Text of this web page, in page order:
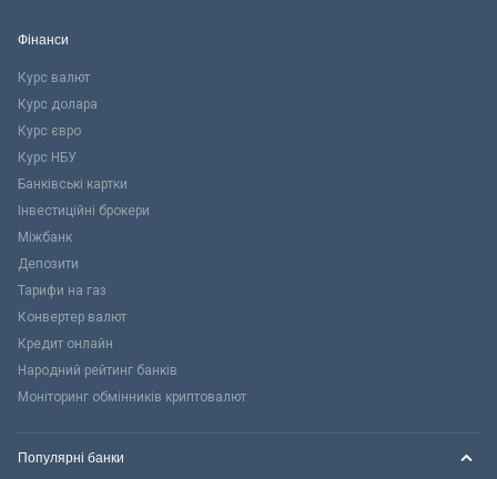
Фінанси
Курс валют
Курс долара
Курс євро
Курс НБУ
Банківські картки
Інвестиційні брокери
Міжбанк
Депозити
Тарифи на газ
Конвертер валют
Кредит онлайн
Народний рейтинг банків
Моніторинг обмінників криптовалют
Популярні банки